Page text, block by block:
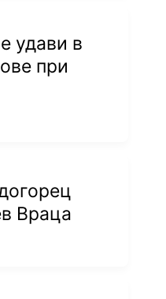
удави в
при
Враца